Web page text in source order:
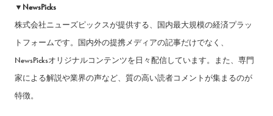
▼NewsPicks
株式会社ニューズピックスが提供する、国内最大規模の経済プラッ
トフォームです。国内外の提携メディアの記事だけでなく、
NewsPicksオリジナルコンテンツを日々配信しています。また、専門
家による解説や業界の声など、質の高い読者コメントが集まるのが
特徴。